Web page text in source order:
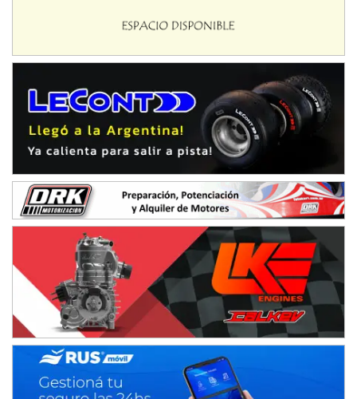
José Samuel Sánchez (Tierra)
TUCUMANO - F5
El Timbó (Tucumán)